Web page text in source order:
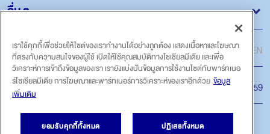
อื่น ๆ
ภาษา
ไทย EN
สายด่วน โทร.1159
เราใช้คุกกี้เพื่อช่วยให้ไซต์ของเราทำงานได้อย่างถูกต้อง แสดงเนื้อหาและโฆษณา
ที่ตรงกับความสนใจของผู้ใช้ เปิดให้ใช้คุณสมบัติทางโซเชียลมีเดีย และเพื่อ
วิเคราะห์การเข้าถึงข้อมูลของเรา เรายังแบ่งปันข้อมูลการใช้งานไซต์กับพาร์ทเนอ
ร์โซเชียลมีเดีย การโฆษณาและพาร์ทเนอร์การวิเคราะห์ของเราอีกด้วย ข้อมูล
เพิ่มเติม
ยอมรับคุกกี้ทั้งหมด ปฏิเสธทั้งหมด